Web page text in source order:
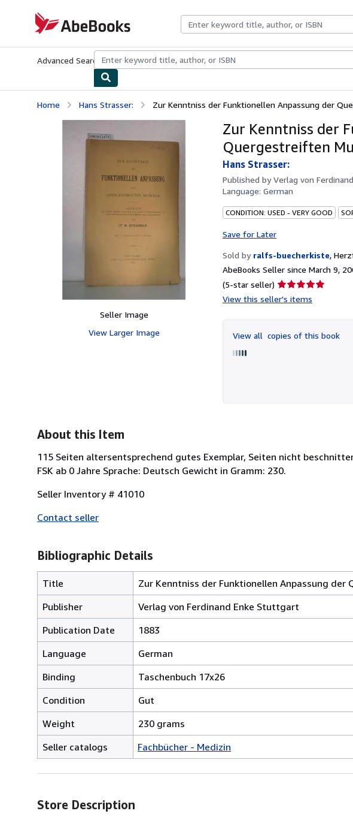
AbeBooks.com
Advanced Search Browse CollectionsRare BooksArt & Collectibles
Home Hans Strasser: Zur Kenntniss der Funktionellen Anpassung der
Seller Image
View Larger Image
Zur Kenntniss der
Quergestreiften
Hans Strasser:
Published byVerlag von
Language: German
CONDITION: USED - VERY GOOD
Save for Later
Sold by ralfs-buecherkiste,
AbeBooks Seller since March 9,
(5-star seller) Seller
rating
of
5
View this seller's items
View all copies of this book
About this Item
115 Seiten altersentsprechend gutes Exemplar, Seiten nicht
FSK ab 0 Jahre Sprache: Deutsch Gewicht in Gramm: 230.
Seller Inventory # 41010
Contact seller
Bibliographic Details
Title
Zur Kenntniss der Funktionellen Anpassung
Publisher
Verlag von Ferdinand Enke Stuttgart
Publication Date
1883
Language
German
Binding
Taschenbuch 17x26
Condition
Gut
Weight
230 grams
Seller catalogs
Fachbücher - Medizin
Store Description